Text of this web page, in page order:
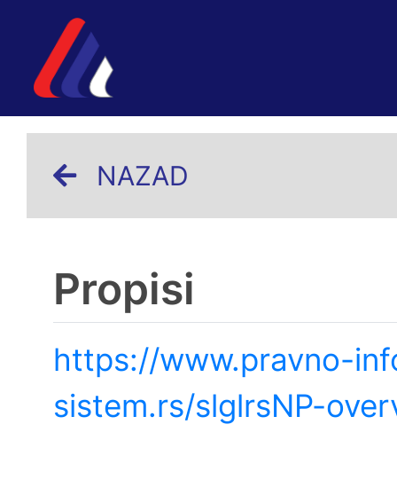
NAZAD
Propisi
https://www.pravno-
sistem.rs/slglrsNP-